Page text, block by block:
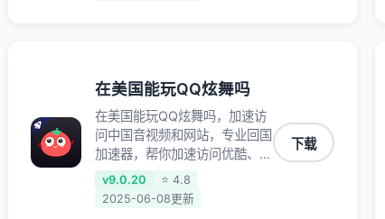
在美国能玩QQ炫舞吗
在美国能玩QQ炫舞吗，加速访
问中国音视频和网站，专业回国
加速器，帮你加速访问优酷、
bilibili、腾讯视频、爱奇艺等，
加速国服游戏，例如原神、阴阳
v9.0.20
⭐ 4.8
2025-06-08更新
下载